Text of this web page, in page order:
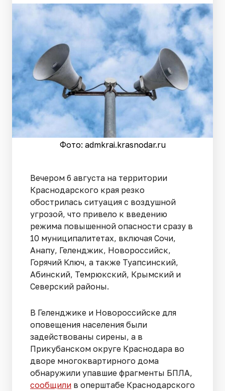
Фото: admkrai.krasnodar.ru
Вечером 6 августа на территории
Краснодарского края резко
обострилась ситуация с воздушной
угрозой, что привело к введению
режима повышенной опасности сразу в
10 муниципалитетах, включая Сочи,
Анапу, Геленджик, Новороссийск,
Горячий Ключ, а также Туапсинский,
Абинский, Темрюкский, Крымский и
Северский районы.
В Геленджике и Новороссийске для
оповещения населения были
задействованы сирены, а в
Прикубанском округе Краснодара во
дворе многоквартирного дома
обнаружили упавшие фрагменты БПЛА,
сообщили в оперштабе Краснодарского